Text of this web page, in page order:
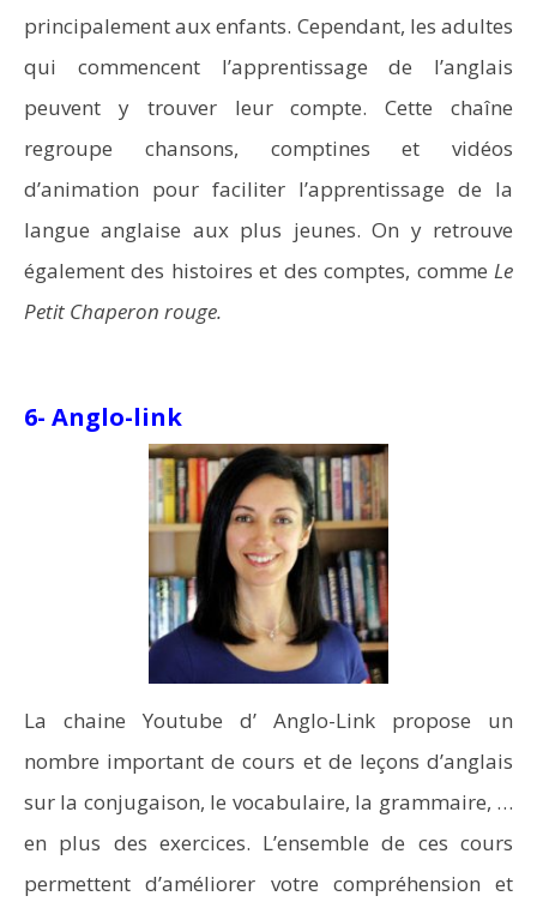
principalement aux enfants. Cependant, les adultes
qui commencent l’apprentissage de l’anglais
peuvent y trouver leur compte. Cette chaîne
regroupe chansons, comptines et vidéos
d’animation pour faciliter l’apprentissage de la
langue anglaise aux plus jeunes. On y retrouve
également des histoires et des comptes, comme Le
Petit Chaperon rouge.
6- Anglo-link
La chaine Youtube d’ Anglo-Link propose un
nombre important de cours et de leçons d’anglais
sur la conjugaison, le vocabulaire, la grammaire, …
en plus des exercices. L’ensemble de ces cours
permettent d’améliorer votre compréhension et